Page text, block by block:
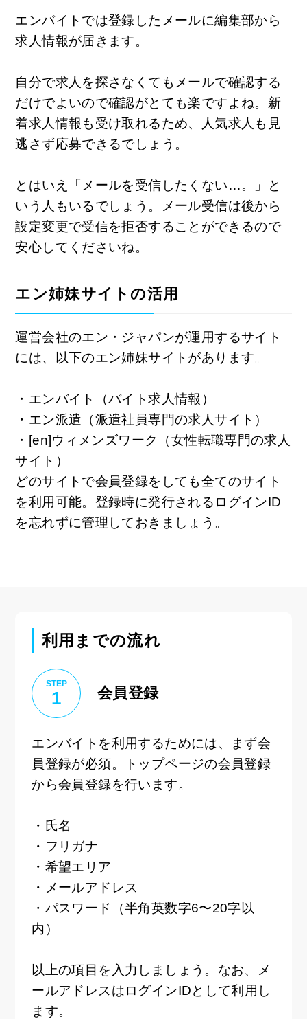
エンバイトでは登録したメールに編集部から
求人情報が届きます。
自分で求人を探さなくてもメールで確認する
だけでよいので確認がとても楽ですよね。新
着求人情報も受け取れるため、人気求人も見
逃さず応募できるでしょう。
とはいえ「メールを受信したくない…。」と
いう人もいるでしょう。メール受信は後から
設定変更で受信を拒否することができるので
安心してくださいね。
エン姉妹サイトの活用
運営会社のエン・ジャパンが運用するサイト
には、以下のエン姉妹サイトがあります。
・エンバイト（バイト求人情報）
・エン派遣（派遣社員専門の求人サイト）
・[en]ウィメンズワーク（女性転職専門の求人
サイト）
どのサイトで会員登録をしても全てのサイト
を利用可能。登録時に発行されるログインID
を忘れずに管理しておきましょう。
利用までの流れ
STEP
1 会員登録
エンバイトを利用するためには、まず会
員登録が必須。トップページの会員登録
から会員登録を行います。
・氏名
・フリガナ
・希望エリア
・メールアドレス
・パスワード（半角英数字6〜20字以
内）
以上の項目を入力しましょう。なお、メ
ールアドレスはログインIDとして利用し
ます。